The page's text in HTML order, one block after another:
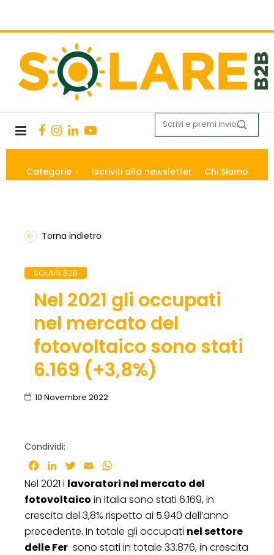
Categorie Iscriviti alla newsletter Chi Siamo
Torna indietro
SOLAREB2B
Nel 2021 gli occupati
nel mercato del
fotovoltaico sono stati
6.169 (+3,8%)
10 Novembre 2022
Condividi:
Facebook
LinkedInTwitter
Email
Nel 2021 i lavoratori nel mercato del
fotovoltaico in Italia sono stati 6.169, in
crescita del 3,8% rispetto ai 5.940 dell’anno
precedente. In totale gli occupati nel settore
delle Fer sono stati in totale 33.876, in crescita